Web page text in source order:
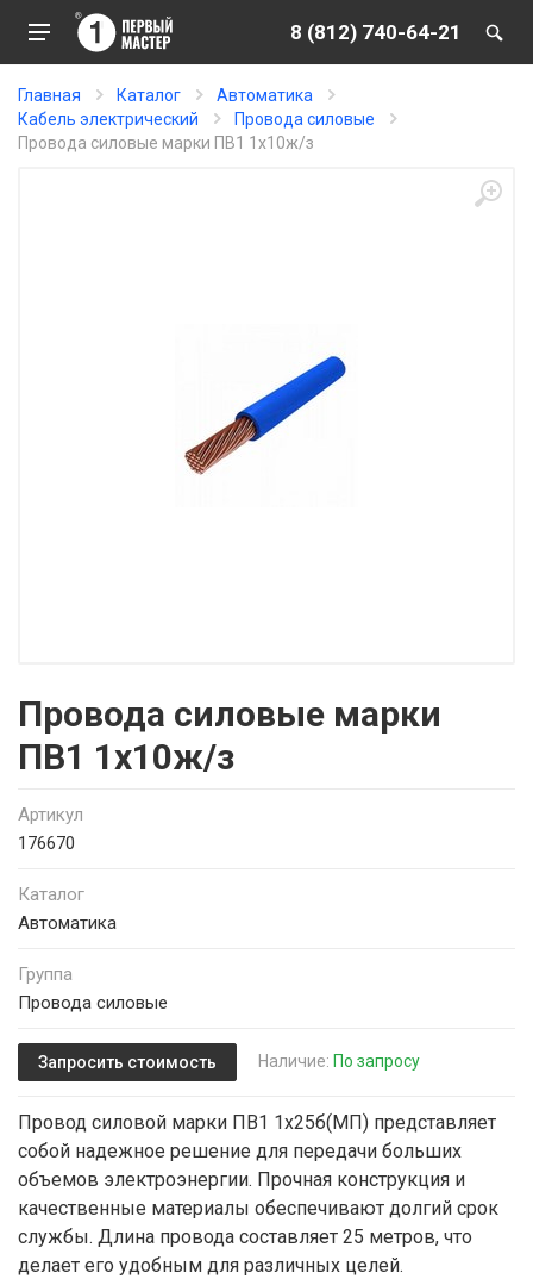
8 (812) 740-64-21
Главная Каталог
Автоматика
Кабель электрический
Провода силовые
Провода силовые марки ПВ1 1х10ж/з
Провода силовые марки
ПВ1 1х10ж/з
Артикул
176670
Каталог
Автоматика
Группа
Провода силовые
Запросить стоимость Наличие: По запросу
Провод силовой марки ПВ1 1х25б(МП) представляет
собой надежное решение для передачи больших
объемов электроэнергии. Прочная конструкция и
качественные материалы обеспечивают долгий срок
службы. Длина провода составляет 25 метров, что
делает его удобным для различных целей.